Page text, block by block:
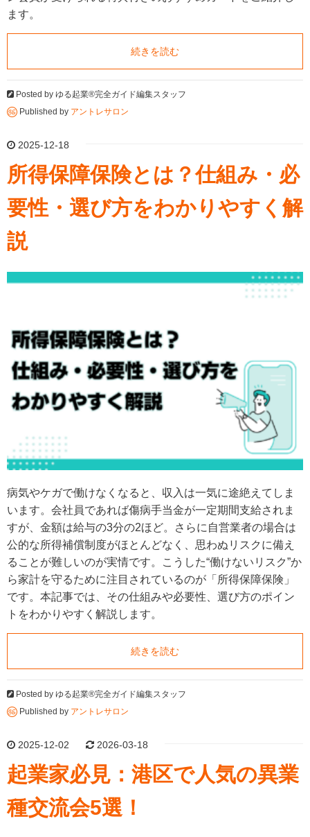
ます。
続きを読む
Posted by ゆる起業®完全ガイド編集スタッフ
Published by アントレサロン
2025-12-18
所得保障保険とは？仕組み・必
要性・選び方をわかりやすく解
説
病気やケガで働けなくなると、収入は一気に途絶えてしま
います。会社員であれば傷病手当金が一定期間支給されま
すが、金額は給与の3分の2ほど。さらに自営業者の場合は
公的な所得補償制度がほとんどなく、思わぬリスクに備え
ることが難しいのが実情です。こうした“働けないリスク”か
ら家計を守るために注目されているのが「所得保障保険」
です。本記事では、その仕組みや必要性、選び方のポイン
トをわかりやすく解説します。
続きを読む
Posted by ゆる起業®完全ガイド編集スタッフ
Published by アントレサロン
2025-12-02 2026-03-18
起業家必見：港区で人気の異業
種交流会5選！